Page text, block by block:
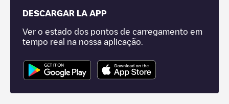
DESCARGAR LA APP
Ver o estado dos pontos de carregamento em
tempo real na nossa aplicação.